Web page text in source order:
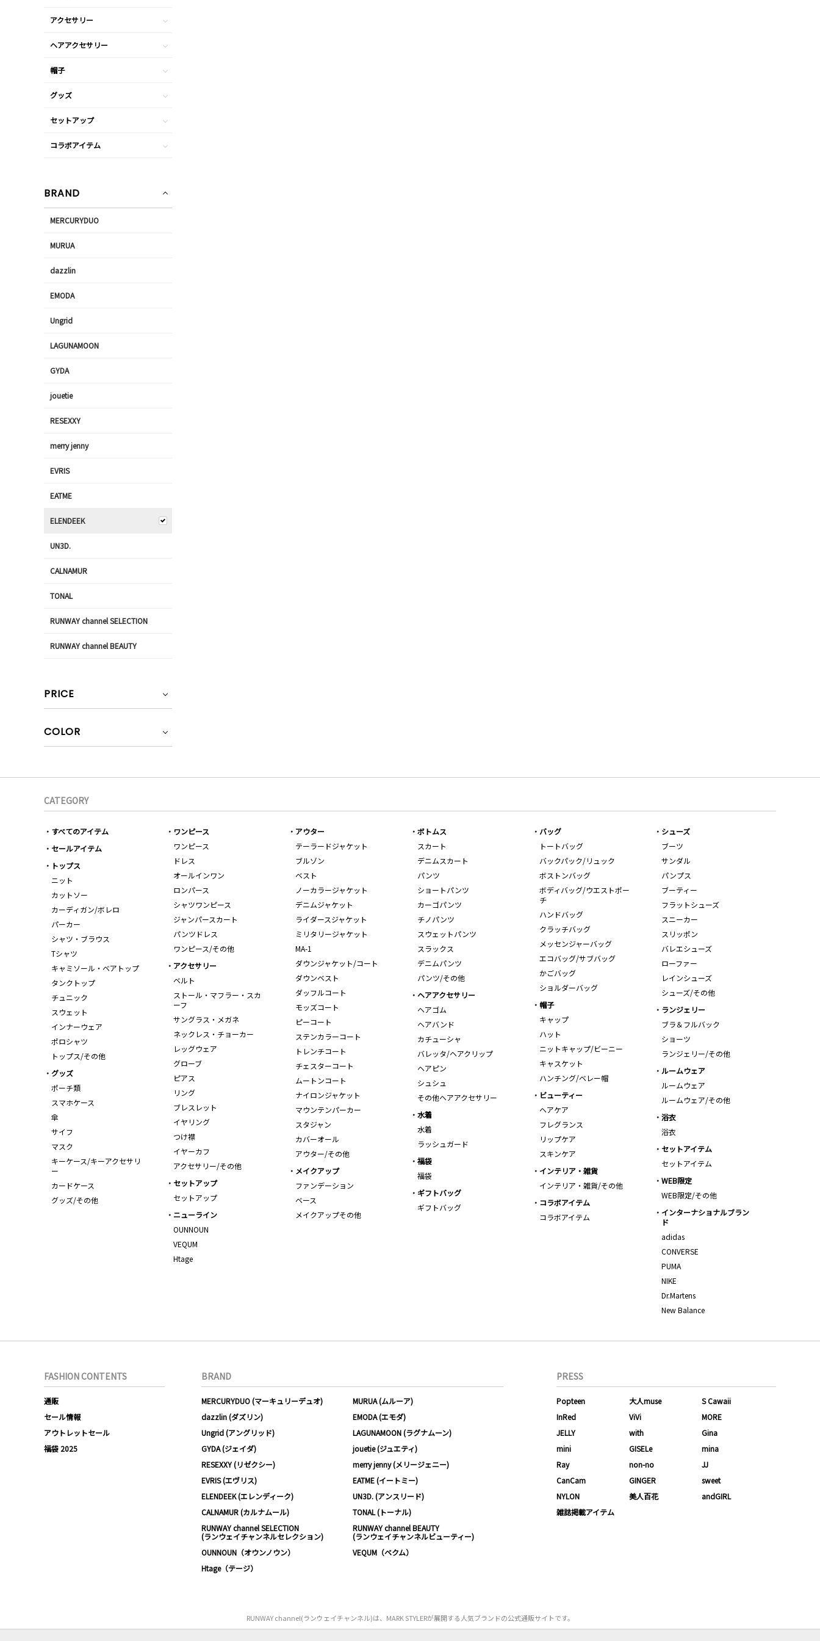
アクセサリー
ヘアアクセサリー
帽子
グッズ
セットアップ
コラボアイテム
BRAND
MERCURYDUO
MURUA
dazzlin
EMODA
Ungrid
LAGUNAMOON
GYDA
jouetie
RESEXXY
merry jenny
EVRIS
EATME
ELENDEEK
UN3D.
CALNAMUR
TONAL
RUNWAY channel SELECTION
RUNWAY channel BEAUTY
PRICE
COLOR
CATEGORY
すべてのアイテム
セールアイテム
トップス
ニット
カットソー
カーディガン/ボレロ
パーカー
シャツ・ブラウス
Tシャツ
キャミソール・ベアトップ
タンクトップ
チュニック
スウェット
インナーウェア
ポロシャツ
トップス/その他
ワンピース
ワンピース
ドレス
オールインワン
ロンパース
シャツワンピース
ジャンパースカート
パンツドレス
ワンピース/その他
アウター
テーラードジャケット
ブルゾン
ベスト
ノーカラージャケット
デニムジャケット
ライダースジャケット
ミリタリージャケット
MA-1
ダウンジャケット/コート
ダウンベスト
ダッフルコート
モッズコート
ピーコート
ステンカラーコート
トレンチコート
チェスターコート
ムートンコート
ナイロンジャケット
マウンテンパーカー
スタジャン
カバーオール
アウター/その他
ボトムス
スカート
デニムスカート
パンツ
ショートパンツ
カーゴパンツ
チノパンツ
スウェットパンツ
スラックス
デニムパンツ
パンツ/その他
バッグ
トートバッグ
バックパック/リュック
ボストンバッグ
ボディバッグ/ウエストポー
チ
ハンドバッグ
クラッチバッグ
メッセンジャーバッグ
エコバッグ/サブバッグ
かごバッグ
ショルダーバッグ
シューズ
ブーツ
サンダル
パンプス
ブーティー
フラットシューズ
スニーカー
スリッポン
バレエシューズ
ローファー
レインシューズ
シューズ/その他
アクセサリー
ベルト
ストール・マフラー・スカ
ーフ
サングラス・メガネ
ネックレス・チョーカー
レッグウェア
グローブ
ピアス
リング
ブレスレット
イヤリング
つけ襟
イヤーカフ
アクセサリー/その他
ヘアアクセサリー
ヘアゴム
ヘアバンド
カチューシャ
バレッタ/ヘアクリップ
ヘアピン
シュシュ
その他ヘアアクセサリー
帽子
キャップ
ハット
ニットキャップ/ビーニー
キャスケット
ハンチング/ベレー帽
ランジェリー
ブラ＆フルバック
ショーツ
ランジェリー/その他
ルームウェア
ルームウェア
ルームウェア/その他
グッズ
ポーチ類
スマホケース
傘
サイフ
マスク
キーケース/キーアクセサリ
ー
カードケース
グッズ/その他
ビューティー
ヘアケア
フレグランス
リップケア
スキンケア
水着
水着
ラッシュガード
浴衣
浴衣
セットアイテム
セットアイテム
福袋
福袋
メイクアップ
ファンデーション
ベース
メイクアップその他
インテリア・雑貨
インテリア・雑貨/その他
WEB限定
WEB限定/その他
セットアップ
セットアップ
ギフトバッグ
ギフトバッグ
コラボアイテム
コラボアイテム
インターナショナルブラン
ド
adidas
CONVERSE
PUMA
NIKE
Dr.Martens
New Balance
ニューライン
OUNNOUN
VEQUM
Htage
FASHION CONTENTS
通販
セール情報
アウトレットセール
福袋 2025
BRAND
MERCURYDUO (マーキュリーデュオ)
MURUA (ムルーア)
dazzlin (ダズリン)
EMODA (エモダ)
Ungrid (アングリッド)
LAGUNAMOON (ラグナムーン)
GYDA (ジェイダ)
jouetie (ジュエティ)
RESEXXY (リゼクシー)
merry jenny (メリージェニー)
EVRIS (エヴリス)
EATME (イートミー)
ELENDEEK (エレンディーク)
UN3D. (アンスリード)
CALNAMUR (カルナムール)
TONAL (トーナル)
RUNWAY channel SELECTION
(ランウェイチャンネルセレクション)
RUNWAY channel BEAUTY
(ランウェイチャンネルビューティー)
OUNNOUN（オウンノウン）
VEQUM（ベクム）
Htage（テージ）
PRESS
Popteen 大人muse
S Cawaii
InRed
ViVi
MORE
JELLY
with
Gina
mini
GISELe
mina
Ray
non-no
JJ
CanCam
GINGER
sweet
NYLON
美人百花
andGIRL
雑誌掲載アイテム
RUNWAY channel(ランウェイチャンネル)は、MARK STYLERが展開する人気ブランドの公式通販サイトです。